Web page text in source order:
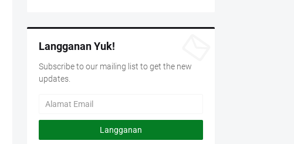
Langganan Yuk!
Subscribe to our mailing list to get the new
updates.